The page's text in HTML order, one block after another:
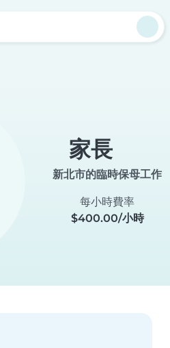
家長
新北市的臨時保母工作
每小時費率
$400.00/小時